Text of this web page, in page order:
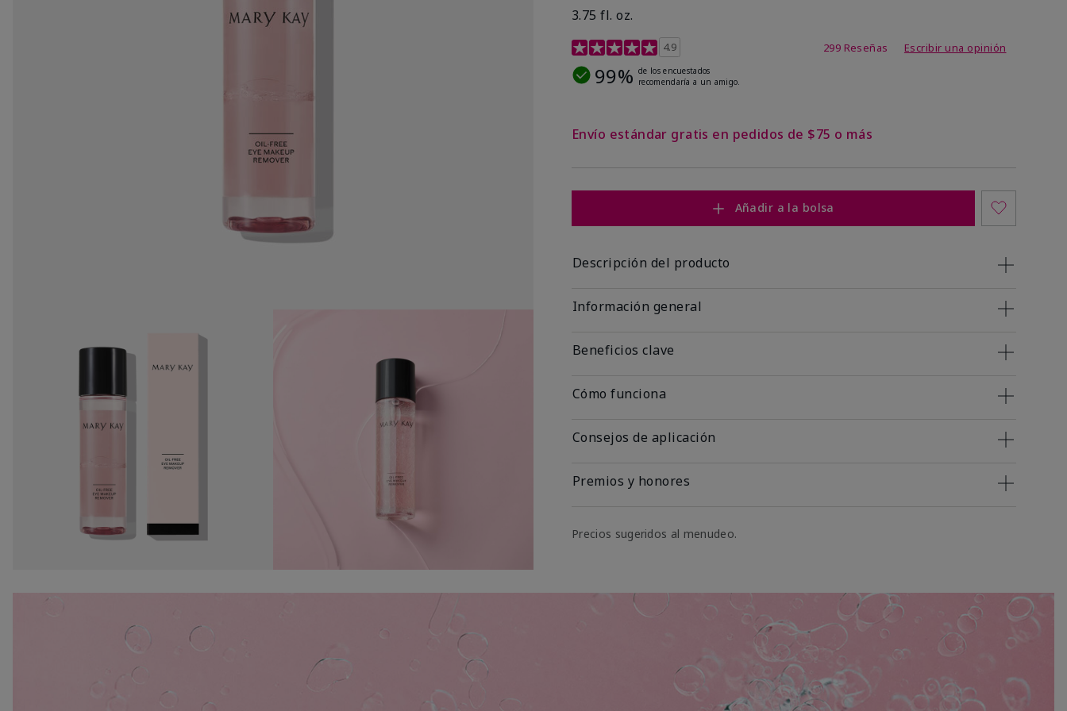
3.75 fl. oz.
Calificación de clientes de 4,8 de 5
4.9 299 Reseñas Escribir una opinión
99% de los encuestados
recomendaría a un amigo.
Envío estándar gratis en pedidos de $75 o más
Añadir a la bolsa
Descripción del producto
Información general
Beneficios clave
Cómo funciona
Consejos de aplicación
Premios y honores
Precios sugeridos al menudeo.